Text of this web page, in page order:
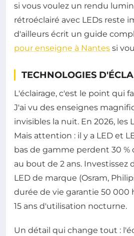
si vous voulez un rendu
rétroéclairé avec LEDs reste
d'ailleurs écrit un guide
pour enseigne à Nantes si
TECHNOLOGIES
L'éclairage, c'est le point qui
J'ai vu des enseignes
invisibles la nuit. En 2026, les
Mais attention : il y a LED et
bas de gamme perdent 30
au bout de 2 ans. Investissez
LED de marque (Osram,
durée de vie garantie 50 000
15 ans d'utilisation nocturne.
Un détail qui change tout :